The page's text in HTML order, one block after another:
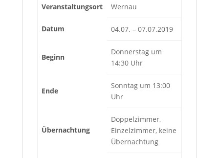
Veranstaltungsort Wernau
Datum 04.07. – 07.07.2019
Beginn
Donnerstag um
14:30 Uhr
Ende
Sonntag um 13:00
Uhr
Übernachtung
Doppelzimmer,
Einzelzimmer, keine
Übernachtung